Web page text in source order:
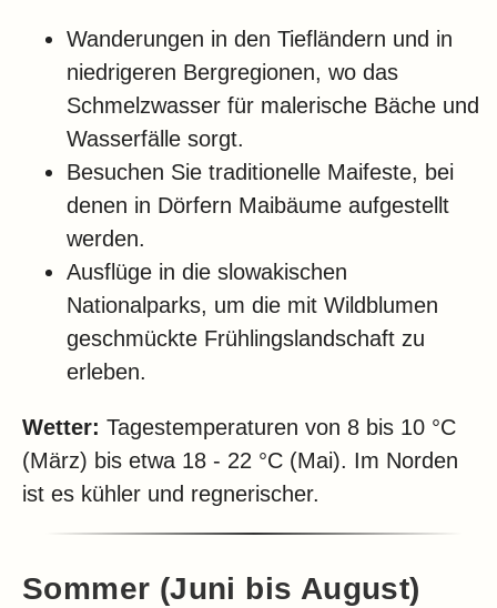
Wanderungen in den Tiefländern und in
niedrigeren Bergregionen, wo das
Schmelzwasser für malerische Bäche und
Wasserfälle sorgt.
Besuchen Sie traditionelle Maifeste, bei
denen in Dörfern Maibäume aufgestellt
werden.
Ausflüge in die slowakischen
Nationalparks, um die mit Wildblumen
geschmückte Frühlingslandschaft zu
erleben.
Wetter: Tagestemperaturen von 8 bis 10 °C
(März) bis etwa 18 - 22 °C (Mai). Im Norden
ist es kühler und regnerischer.
Sommer (Juni bis August)